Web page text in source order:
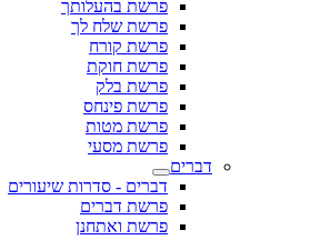
פרשת בהעלותך
פרשת שלח לך
פרשת קורח
פרשת חוקת
פרשת בלק
פרשת פינחס
פרשת מטות
פרשת מסעי
דברים
דברים - סדרות שיעורים
פרשת דברים
פרשת ואתחנן